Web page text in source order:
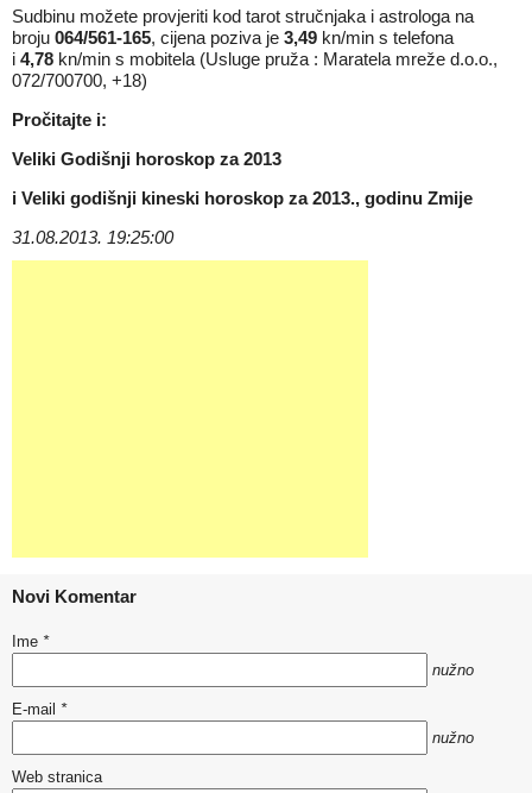
Sudbinu možete provjeriti kod tarot stručnjaka i astrologa na
broju 064/561-165, cijena poziva je 3,49 kn/min s telefona
i 4,78 kn/min s mobitela (Usluge pruža : Maratela mreže d.o.o.,
072/700700, +18)
Pročitajte i:
Veliki Godišnji horoskop za 2013
i Veliki godišnji kineski horoskop za 2013., godinu Zmije
31.08.2013. 19:25:00
Novi Komentar
Ime *
nužno
E-mail *
nužno
Web stranica